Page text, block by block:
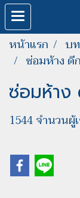
หน้าแรก บ
ซ่อมห้าง ดี
ซ่อมห้าง
1544 จำนวนผู้